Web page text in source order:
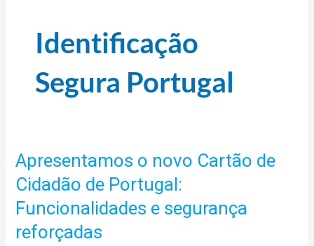
Identificação
Segura Portugal
Apresentamos o novo Cartão de
Cidadão de Portugal:
Funcionalidades e segurança
reforçadas
Apresentamos
novo
Cartão
de